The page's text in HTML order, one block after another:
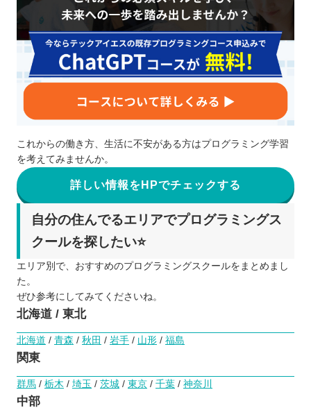
これからの働き方、生活に不安がある方はプログラミング学習
を考えてみませんか。
詳しい情報をHPでチェックする
自分の住んでるエリアでプログラミングス
クールを探したい⭐️
エリア別で、おすすめのプログラミングスクールをまとめまし
た。
ぜひ参考にしてみてくださいね。
北海道 / 東北
北海道 / 青森 / 秋田 / 岩手 / 山形 / 福島
関東
群馬 / 栃木 / 埼玉 / 茨城 / 東京 / 千葉 / 神奈川
中部